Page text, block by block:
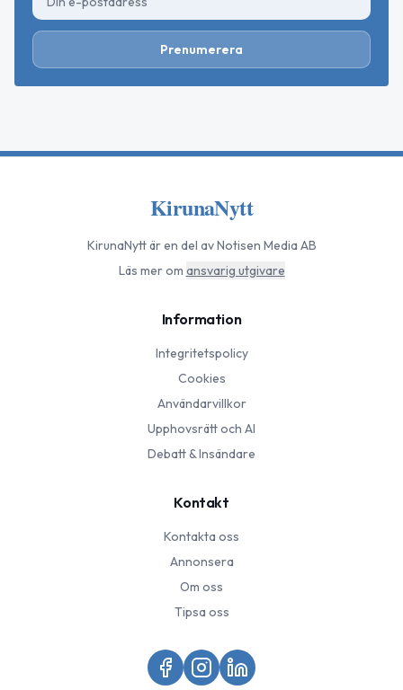
Prenumerera
KirunaNytt
KirunaNyttär en del av Notisen Media AB
Läs mer om ansvarig utgivare
Information
Integritetspolicy
Cookies
Användarvillkor
Upphovsrätt och AI
Debatt & Insändare
Kontakt
Kontakta oss
Annonsera
Om oss
Tipsa oss